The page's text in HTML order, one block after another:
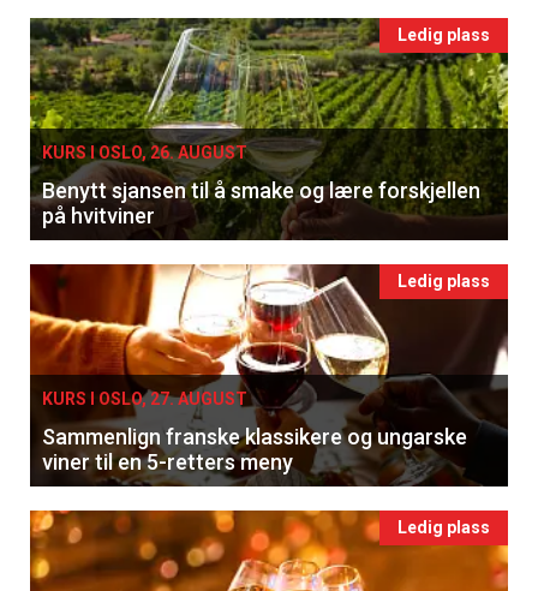
Ledig plass
KURS I OSLO, 26. AUGUST
Benytt sjansen til å smake og lære forskjellen
på hvitviner
Ledig plass
KURS I OSLO, 27. AUGUST
Sammenlign franske klassikere og ungarske
viner til en 5-retters meny
Ledig plass